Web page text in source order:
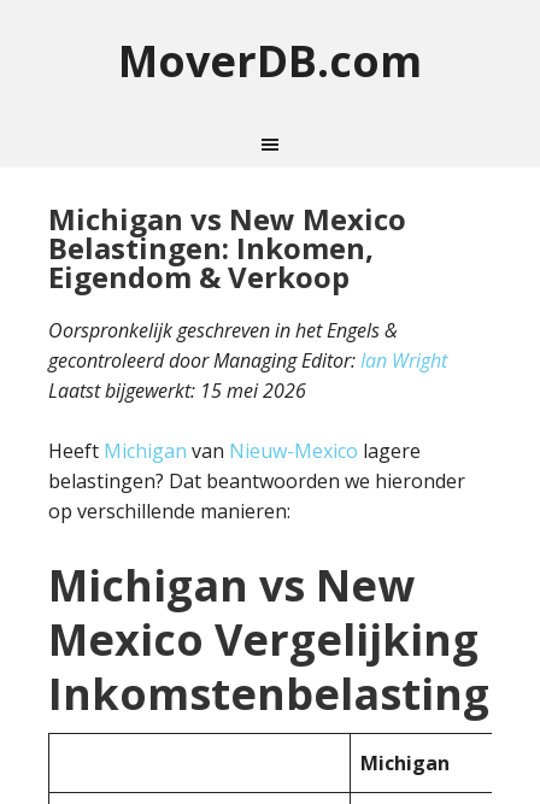
MoverDB.com
Michigan vs New Mexico
Belastingen: Inkomen,
Eigendom & Verkoop
Oorspronkelijk geschreven in het Engels &
gecontroleerd door Managing Editor:Ian Wright
Laatst bijgewerkt: 15 mei 2026
Heeft Michigan van Nieuw-Mexico lagere
belastingen? Dat beantwoorden we hieronder
op verschillende manieren:
Michigan vs New
Mexico Vergelijking
Inkomstenbelasting
Michigan